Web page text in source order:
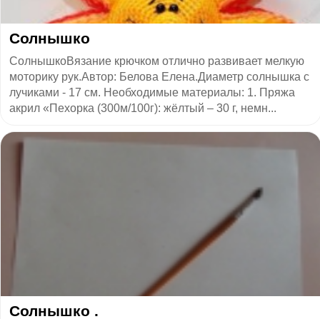
​Солнышко
СолнышкоВязание крючком отлично развивает мелкую
моторику рук.Автор: Белова Елена.Диаметр солнышка с
лучиками - 17 см. Необходимые материалы: 1. Пряжа
акрил «Пехорка (300м/100г): жёлтый – 30 г, немн...
Солнышко .